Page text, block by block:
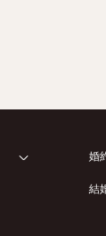
婚
結